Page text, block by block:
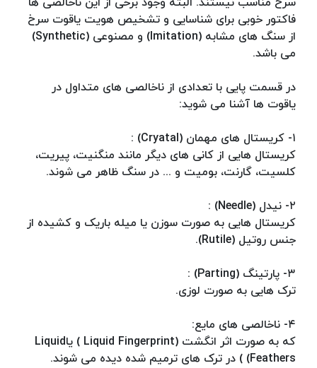
فاکتور خوبی برای شناسایی و تشخیص هویت یاقوت سرخ
از سنگ های مشابه (Imitation) و مصنوعی (Synthetic)
می باشد.
در قسمت پایی با تعدادی از ناخالصی های متداول در
یاقوت ها آشنا می شوید:
١- کریستال های مهمان (Cryatal) :
کریستال هایی از کانی های دیگر مانند منگنیت، پیریت،
کلسیت، گارنت، بومیت و ... در سنگ ظاهر می شوند.
۲- نیدل (Needle) :
کریستال هایی به صورت سوزن یا میله باریک و کشیده از
جنس روتیل (Rutile).
۳- پارتینگ (Parting) :
ترک هایی به صورت لوزی.
۴- ناخالصی های مایع:
که به صورت اثر انگشت (Liquid Fingerprint ) یاLiquid
Feathers) ) در ترک های ترمیم شده دیده می شوند.